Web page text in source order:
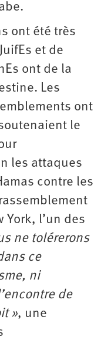
ont été très
et de
ont de la
Les
ont
le
les attaques
contre les
York, l’un des
ne tolérerons
ce
ni
de
», une